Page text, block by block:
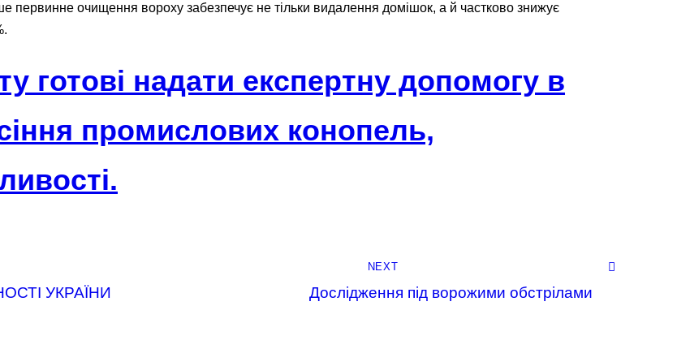
первинне очищення вороху забезпечує не тільки видалення домішок, а й частково знижує
готові надати експертну допомогу в
промислових конопель,
УКРАЇНИ
NEXT
Дослідження під ворожими обстрілами